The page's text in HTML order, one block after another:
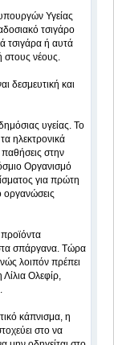
Υγείας
τσιγάρο
τσιγάρα ή αυτά
στους νέους.
δεσμευτική και
υγείας. Το
ηλεκτρονικά
στην
Οργανισμό
για πρώτη
οργανώσεις
σπάργανα. Τώρα
λοιπόν πρέπει
Ολεφίρ,
κάπνισμα, η
στο να